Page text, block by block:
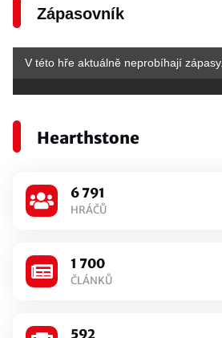
Zápasovník
V této hře aktuálně neprobíhají zápasy.
Hearthstone
6 791
HRÁČŮ
1 700
ČLÁNKŮ
592